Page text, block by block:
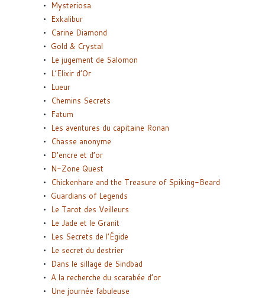
Mysteriosa
Exkalibur
Carine Diamond
Gold & Crystal
Le jugement de Salomon
L’Elixir d’Or
Lueur
Chemins Secrets
Fatum
Les aventures du capitaine Ronan
Chasse anonyme
D’encre et d’or
N-Zone Quest
Chickenhare and the Treasure of Spiking-Beard
Guardians of Legends
Le Tarot des Veilleurs
Le Jade et le Granit
Les Secrets de l’Égide
Le secret du destrier
Dans le sillage de Sindbad
A la recherche du scarabée d’or
Une journée fabuleuse